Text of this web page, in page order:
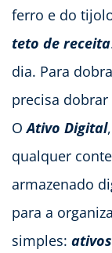
ferro e do
teto de receita
dia. Para
precisa
OAtivo Digital
qualquer
armazenado
para a
simples: